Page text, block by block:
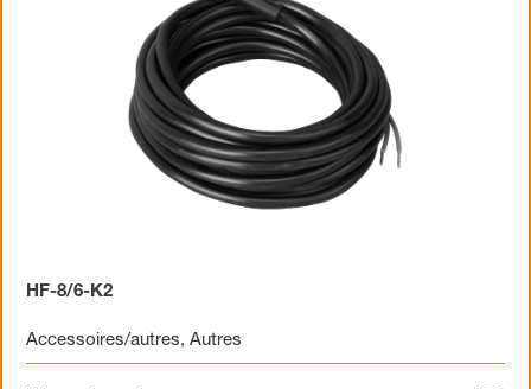
HF-8/6-K2
Accessoires/autres, Autres